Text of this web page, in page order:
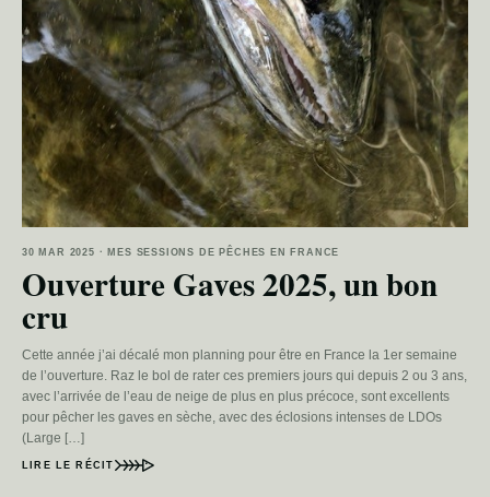
30 MAR 2025 · MES SESSIONS DE PÊCHES EN FRANCE
Ouverture Gaves 2025, un bon
cru
Cette année j’ai décalé mon planning pour être en France la 1er semaine
de l’ouverture. Raz le bol de rater ces premiers jours qui depuis 2 ou 3 ans,
avec l’arrivée de l’eau de neige de plus en plus précoce, sont excellents
pour pêcher les gaves en sèche, avec des éclosions intenses de LDOs
(Large […]
LIRE LE RÉCIT